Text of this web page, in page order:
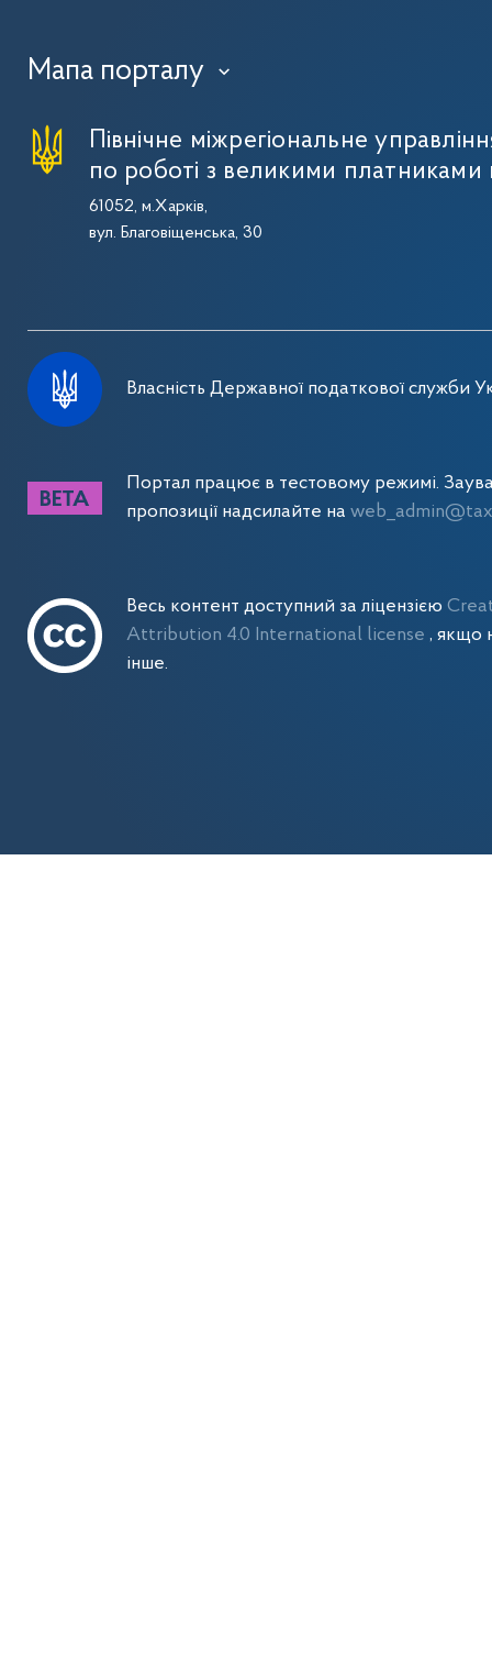
Мапа порталу ›
Північне міжрегіональне
по роботі з великими платниками
61052, м.Харків,
вул. Благовіщенська, 30
Власність Державної податкової служби
Портал працює в тестовому режимі.
пропозиції надсилайте на
Весь контент доступний за ліцензією
Attribution 4.0 International license , якщо
інше.